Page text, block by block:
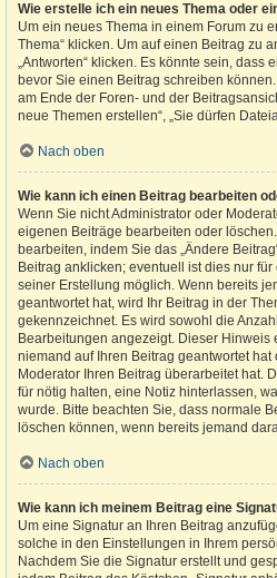
Wie erstelle ich ein neues Thema oder
Um ein neues Thema in einem Forum zu
Thema“ klicken. Um auf einen Beitrag zu
„Antworten“ klicken. Es könnte sein, dass
bevor Sie einen Beitrag schreiben
am Ende der Foren- und der
neue Themen erstellen“, „Sie dürfen
Nach oben
Wie kann ich einen Beitrag bearbeiten
Wenn Sie nicht Administrator oder
eigenen Beiträge bearbeiten oder
bearbeiten, indem Sie das „Ändere
Beitrag anklicken; eventuell ist dies nur
seiner Erstellung möglich. Wenn bereits
geantwortet hat, wird Ihr Beitrag in der
gekennzeichnet. Es wird sowohl die
Bearbeitungen angezeigt. Dieser Hinweis
niemand auf Ihren Beitrag geantwortet
Moderator Ihren Beitrag überarbeitet hat.
für nötig halten, eine Notiz hinterlassen,
wurde. Bitte beachten Sie, dass normale
löschen können, wenn bereits jemand
Nach oben
Wie kann ich meinem Beitrag eine
Um eine Signatur an Ihren Beitrag
solche in den Einstellungen in Ihrem
Nachdem Sie die Signatur erstellt und